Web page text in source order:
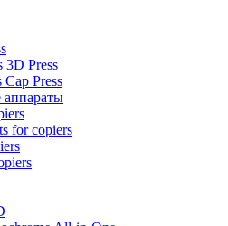
3D Press
Cap Press
for copiers